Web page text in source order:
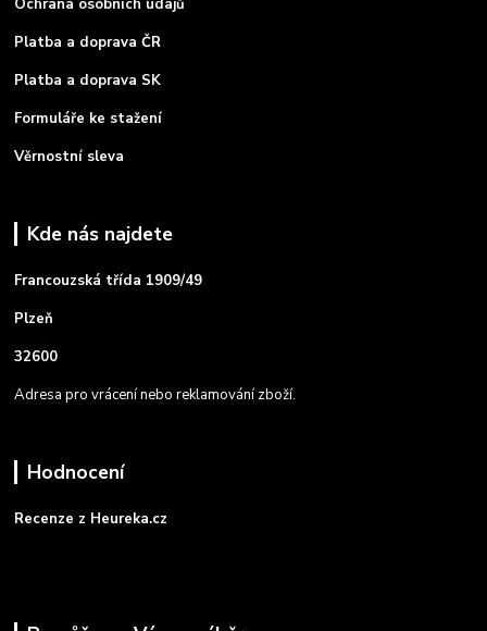
Ochrana osobních údajů
Platba a doprava ČR
Platba a doprava SK
Formuláře ke stažení
Věrnostní sleva
Kde nás najdete
Francouzská třída 1909/49
Plzeň
32600
Adresa pro vrácení nebo reklamování zboží.
Hodnocení
Recenze z Heureka.cz